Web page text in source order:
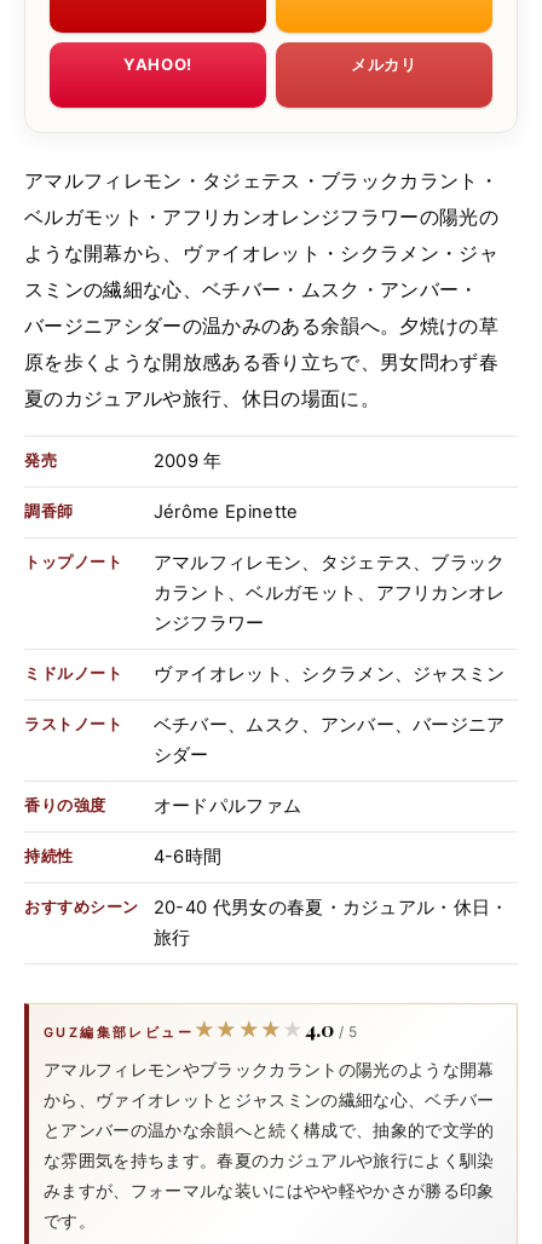
YAHOO! メルカリ
アマルフィレモン・タジェテス・ブラックカラント・
ベルガモット・アフリカンオレンジフラワーの陽光の
ような開幕から、ヴァイオレット・シクラメン・ジャ
スミンの繊細な心、ベチバー・ムスク・アンバー・
バージニアシダーの温かみのある余韻へ。夕焼けの草
原を歩くような開放感ある香り立ちで、男女問わず春
夏のカジュアルや旅行、休日の場面に。
発売 2009 年
調香師 Jérôme Epinette
トップノート
アマルフィレモン、タジェテス、ブラック
カラント、ベルガモット、アフリカンオレ
ンジフラワー
ミドルノート ヴァイオレット、シクラメン、ジャスミン
ラストノート
ベチバー、ムスク、アンバー、バージニア
シダー
香りの強度 オードパルファム
持続性 4-6時間
おすすめシーン
20-40 代男女の春夏・カジュアル・休日・
旅行
GUZ編集部レビュー ★★★★★
★★★★★ 4.0 / 5
アマルフィレモンやブラックカラントの陽光のような開幕
から、ヴァイオレットとジャスミンの繊細な心、ベチバー
とアンバーの温かな余韻へと続く構成で、抽象的で文学的
な雰囲気を持ちます。春夏のカジュアルや旅行によく馴染
みますが、フォーマルな装いにはやや軽やかさが勝る印象
です。